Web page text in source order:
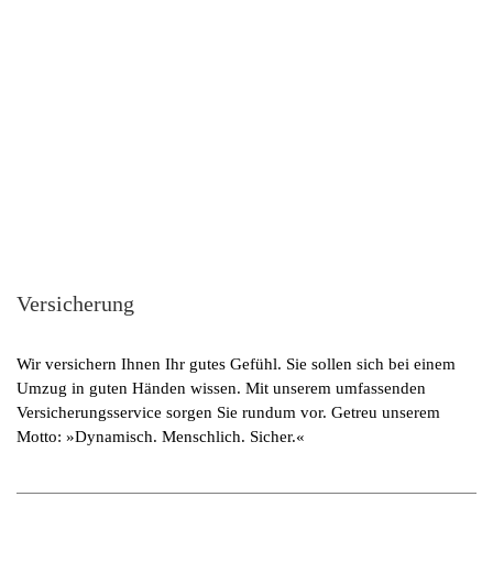
Versicherung
Wir versichern Ihnen Ihr gutes Gefühl. Sie sollen sich bei einem
Umzug in guten Händen wissen. Mit unserem umfassenden
Versicherungsservice sorgen Sie rundum vor. Getreu unserem
Motto: »Dynamisch. Menschlich. Sicher.«